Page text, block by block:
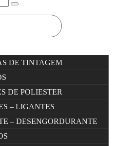
DE TINTAGEM
DE POLIESTER
– LIGANTES
– DESENGORDURANTE